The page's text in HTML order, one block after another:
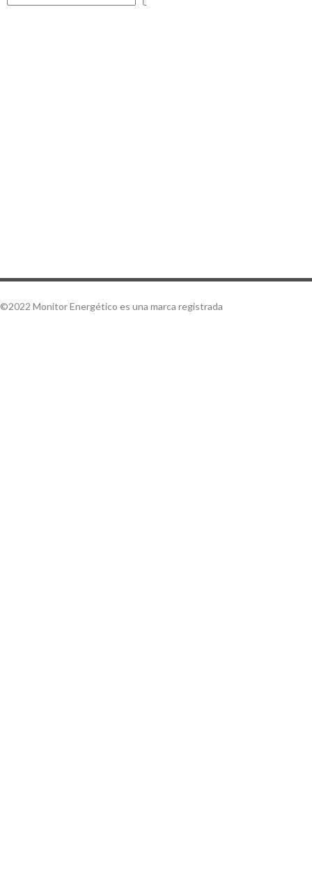
©2022 Monitor Energético es una marca registrada